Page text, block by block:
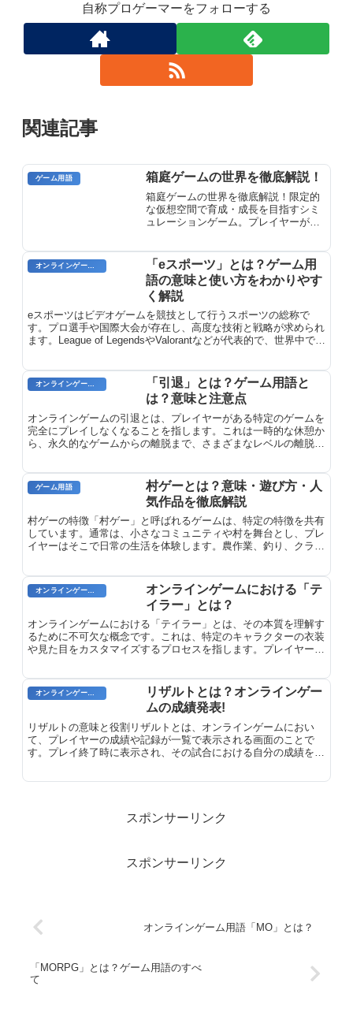
自称プロゲーマーをフォローする
関連記事
ゲーム用語 箱庭ゲームの世界を徹底解説！
箱庭ゲームの世界を徹底解説！限定的
な仮想空間で育成・成長を目指すシミ
ュレーションゲーム。プレイヤーが自
ジャンルです。
「eスポーツ」とは？ゲーム用
語の意味と使い方をわかりやす
く解説
eスポーツはビデオゲームを競技として行うスポーツの総称で
す。プロ選手や国際大会が存在し、高度な技術と戦略が求められ
ます。League of LegendsやValorantなどが代表的で、世界中で急
オンラインゲームのプレイに関する用語
「引退」とは？ゲーム用語と
は？意味と注意点
オンラインゲームの引退とは、プレイヤーがある特定のゲームを
完全にプレイしなくなることを指します。これは一時的な休憩か
ら、永久的なゲームからの離脱まで、さまざまなレベルの離脱が
ります。
ゲーム用語
村ゲーとは？意味・遊び方・人
気作品を徹底解説
村ゲーの特徴「村ゲー」と呼ばれるゲームは、特定の特徴を共有
しています。通常は、小さなコミュニティや村を舞台とし、プレ
イヤーはそこで日常の生活を体験します。農作業、釣り、クラフ
が他のプレイヤーと協力したり、競争したりできるようになって
います。
オンラインゲームにおける「テ
イラー」とは？
オンラインゲームにおける「テイラー」とは、その本質を理解す
るために不可欠な概念です。これは、特定のキャラクターの衣装
や見た目をカスタマイズするプロセスを指します。プレイヤー
は、単なるキャラクターの見た目の向上だけにとどまらず、プレ
イヤーの創造性や自己表現の手段としても機能します。
オンラインゲーム用語
リザルトとは？オンラインゲー
ムの成績発表!
リザルトの意味と役割リザルトとは、オンラインゲームにおい
て、プレイヤーの成績や記録が一覧で表示される画面のことで
す。プレイ終了時に表示され、その試合における自分の成績を振
スポンサーリンク
スポンサーリンク
オンラインゲーム用語「MO」とは？
「MORPG」とは？ゲーム用語のすべ
て